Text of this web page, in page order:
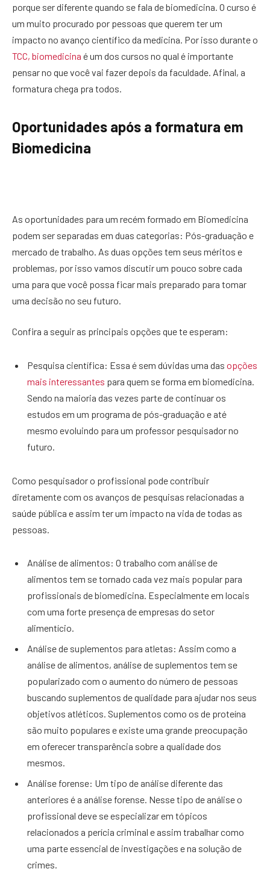
porque ser diferente quando se fala de biomedicina. O curso é
um muito procurado por pessoas que querem ter um
impacto no avanço científico da medicina. Por isso durante o
TCC, biomedicina é um dos cursos no qual é importante
pensar no que você vai fazer depois da faculdade. Afinal, a
formatura chega pra todos.
Oportunidades após a formatura em
Biomedicina
As oportunidades para um recém formado em Biomedicina
podem ser separadas em duas categorias: Pós-graduação e
mercado de trabalho. As duas opções tem seus méritos e
problemas, por isso vamos discutir um pouco sobre cada
uma para que você possa ficar mais preparado para tomar
uma decisão no seu futuro.
Confira a seguir as principais opções que te esperam:
Pesquisa científica: Essa é sem dúvidas uma das opções
mais interessantes para quem se forma em biomedicina.
Sendo na maioria das vezes parte de continuar os
estudos em um programa de pós-graduação e até
mesmo evoluindo para um professor pesquisador no
futuro.
Como pesquisador o profissional pode contribuir
diretamente com os avanços de pesquisas relacionadas a
saúde pública e assim ter um impacto na vida de todas as
pessoas.
Análise de alimentos: O trabalho com análise de
alimentos tem se tornado cada vez mais popular para
profissionais de biomedicina. Especialmente em locais
com uma forte presença de empresas do setor
alimentício.
Análise de suplementos para atletas: Assim como a
análise de alimentos, análise de suplementos tem se
popularizado com o aumento do número de pessoas
buscando suplementos de qualidade para ajudar nos seus
objetivos atléticos. Suplementos como os de proteína
são muito populares e existe uma grande preocupação
em oferecer transparência sobre a qualidade dos
mesmos.
Análise forense: Um tipo de análise diferente das
anteriores é a análise forense. Nesse tipo de análise o
profissional deve se especializar em tópicos
relacionados a perícia criminal e assim trabalhar como
uma parte essencial de investigações e na solução de
crimes.